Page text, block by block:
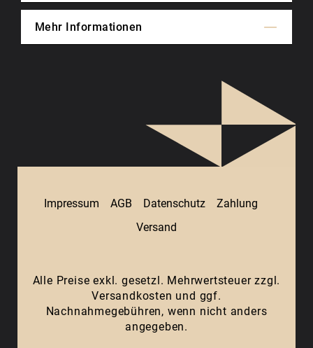
Mehr Informationen
Impressum AGB Datenschutz
Zahlung
Versand
Alle Preise exkl. gesetzl. Mehrwertsteuer zzgl.
Versandkosten und ggf.
Nachnahmegebühren, wenn nicht anders
angegeben.